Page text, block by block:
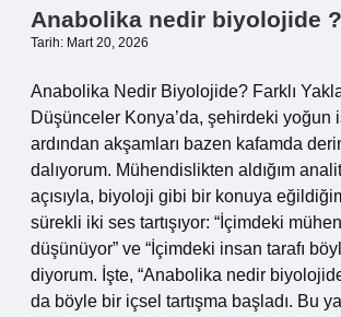
Anabolika nedir biyolojide ?
Tarih: Mart 20, 2026
Anabolika Nedir Biyolojide? Farklı
Düşünceler Konya’da, şehirdeki yoğun
ardından akşamları bazen kafamda
dalıyorum. Mühendislikten aldığım
açısıyla, biyoloji gibi bir konuya
sürekli iki ses tartışıyor: “İçimdeki
düşünüyor” ve “İçimdeki insan tarafı
diyorum. İşte, “Anabolika nedir
da böyle bir içsel tartışma başladı. Bu